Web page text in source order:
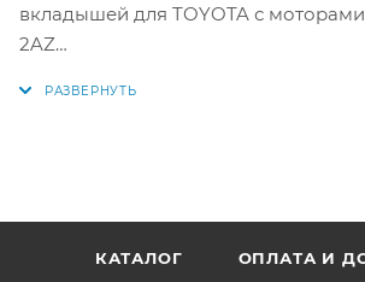
вкладышей для TOYOTA с моторами
2AZ
28010-02, 13281-28011, 13281-28010-03,
13281-28010-04, 13281-28011-04, 13281-
КАТАЛОГ ОПЛАТА И